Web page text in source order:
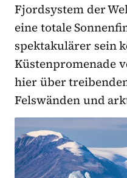
Fjordsystem der
eine totale
spektakulärer sein
Küstenpromenade
hier über
Felswänden und